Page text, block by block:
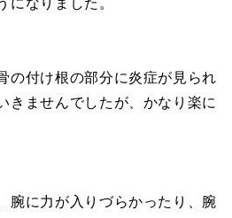
になりました。
の付け根の部分に炎症が見られ
きませんでしたが、かなり楽に
腕に力が入りづらかったり、腕